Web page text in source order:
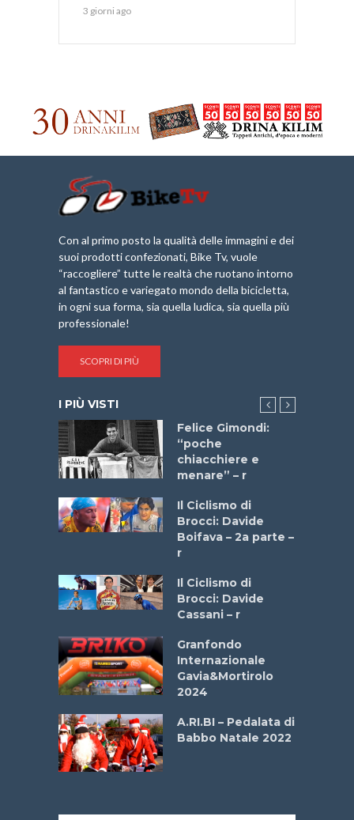
3 giorni ago
Con al primo posto la qualità delle immagini e dei
suoi prodotti confezionati, Bike Tv, vuole
“raccogliere” tutte le realtà che ruotano intorno
al fantastico e variegato mondo della bicicletta,
in ogni sua forma, sia quella ludica, sia quella più
professionale!
SCOPRI DI PIÙ
I PIÙ VISTI
Felice Gimondi:
“poche
chiacchiere e
menare” – r
Il Ciclismo di
Brocci: Davide
Boifava – 2a parte –
r
Il Ciclismo di
Brocci: Davide
Cassani – r
Granfondo
Internazionale
Gavia&Mortirolo
2024
A.RI.BI – Pedalata di
Babbo Natale 2022